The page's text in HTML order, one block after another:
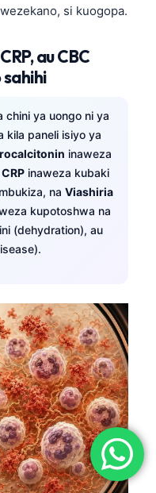
si kuogopa.
au CBC
chini ya uongo ni ya
kila paneli isiyo ya
inaweza
CRP inaweza kubaki
na Viashiria
kupotoshwa na
(dehydration), au